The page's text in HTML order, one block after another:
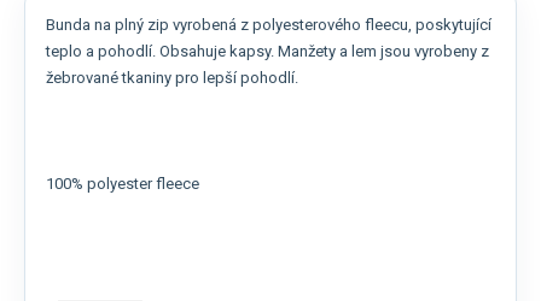
Bunda na plný zip vyrobená z polyesterového fleecu, poskytující
teplo a pohodlí. Obsahuje kapsy. Manžety a lem jsou vyrobeny z
žebrované tkaniny pro lepší pohodlí.
100% polyester fleece